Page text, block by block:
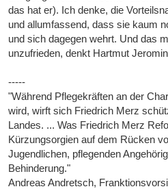
das hat er). Ich denke, die
und allumfassend, dass sie kaum
und sich dagegen wehrt. Und das
unzufrieden, denkt Hartmut
-----
"Während Pflegekräften an der
wird, wirft sich Friedrich Merz
Landes. ... Was Friedrich Merz
Kürzungsorgien auf dem Rücken
Jugendlichen, pflegenden
Behinderung."
Andreas Andretsch,